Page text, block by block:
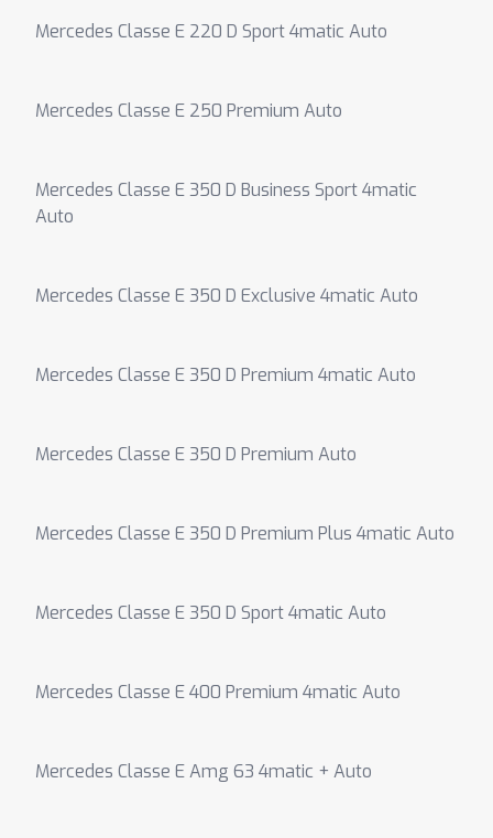
Mercedes Classe E 220 D Sport 4matic Auto
Mercedes Classe E 250 Premium Auto
Mercedes Classe E 350 D Business Sport 4matic
Auto
Mercedes Classe E 350 D Exclusive 4matic Auto
Mercedes Classe E 350 D Premium 4matic Auto
Mercedes Classe E 350 D Premium Auto
Mercedes Classe E 350 D Premium Plus 4matic Auto
Mercedes Classe E 350 D Sport 4matic Auto
Mercedes Classe E 400 Premium 4matic Auto
Mercedes Classe E Amg 63 4matic + Auto